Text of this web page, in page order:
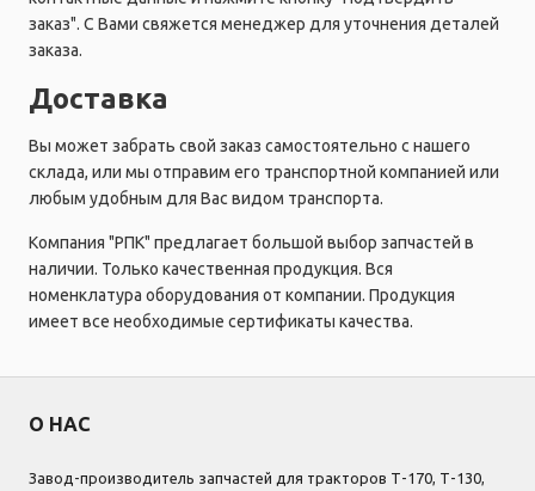
заказ". С Вами свяжется менеджер для уточнения деталей
заказа.
Доставка
Вы может забрать свой заказ самостоятельно с нашего
склада, или мы отправим его транспортной компанией или
любым удобным для Вас видом транспорта.
Компания "РПК" предлагает большой выбор запчастей в
наличии. Только качественная продукция. Вся
номенклатура оборудования от компании. Продукция
имеет все необходимые сертификаты качества.
О НАС
Завод-производитель запчастей для тракторов Т-170, Т-130,